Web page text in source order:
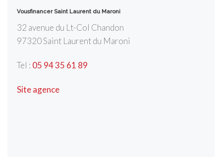
Vousfinancer Saint Laurent du Maroni
32 avenue du Lt-Col Chandon
97320Saint Laurent du Maroni
Tel : 05 94 35 61 89
Site agence